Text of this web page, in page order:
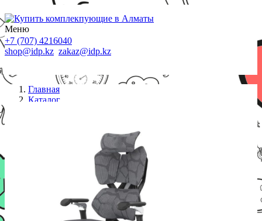
Меню
+7 (707) 4216040
shop@idp.kz zakaz@idp.kz
Главная
Каталог